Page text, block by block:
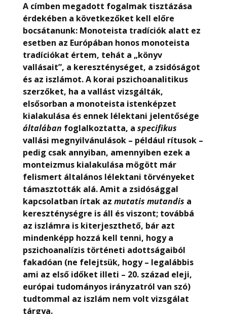
A címben megadott fogalmak tisztázása
érdekében a következőket kell előre
bocsátanunk: Monoteista tradíciók alatt ez
esetben az Európában honos monoteista
tradíciókat értem, tehát a „könyv
vallásait”, a kereszténységet, a zsidóságot
és az iszlámot. A korai pszichoanalitikus
szerzőket, ha a vallást vizsgálták,
elsősorban a monoteista istenképzet
kialakulása és ennek lélektani jelentősége
általában foglalkoztatta, a specifikus
vallási megnyilvánulások – például rítusok –
pedig csak annyiban, amennyiben ezek a
monteizmus kialakulása mögött már
felismert általános lélektani törvényeket
támasztották alá. Amit a zsidósággal
kapcsolatban írtak az mutatis mutandis a
kereszténységre is áll és viszont; továbbá
az iszlámra is kiterjeszthető, bár azt
mindenképp hozzá kell tenni, hogy a
pszichoanalízis történeti adottságaiból
fakadóan (ne felejtsük, hogy – legalábbis
ami az első időket illeti – 20. század eleji,
európai tudományos irányzatról van szó)
tudtommal az iszlám nem volt vizsgálat
tárgya.